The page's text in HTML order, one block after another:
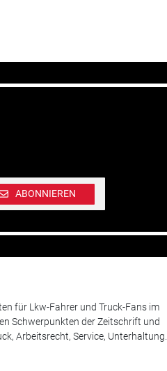
ABONNIEREN
für Lkw-Fahrer und Truck-Fans im
Schwerpunkten der Zeitschrift und
Arbeitsrecht, Service, Unterhaltung.